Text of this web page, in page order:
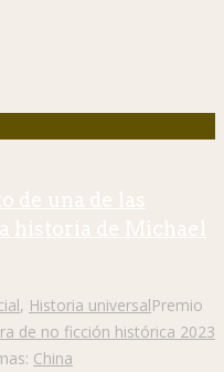
de una de las
historia de Michael
, Historia universalPremio
de no ficción histórica 2023
China